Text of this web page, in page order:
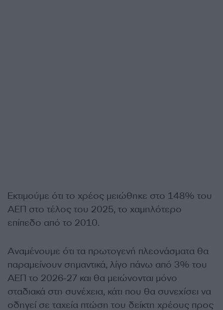
Εκτιμούμε ότι το χρέος μειώθηκε στο 148% του
ΑΕΠ στο τέλος του 2025, το χαμηλότερο
επίπεδο από το 2010.
Αναμένουμε ότι τα πρωτογενή πλεονάσματα θα
παραμείνουν σημαντικά, λίγο πάνω από 3% του
ΑΕΠ το 2026-27 και θα μειώνονται μόνο
σταδιακά στη συνέχεια, κάτι που θα συνεχίσει να
οδηγεί σε ταχεία πτώση του δείκτη χρέους προς